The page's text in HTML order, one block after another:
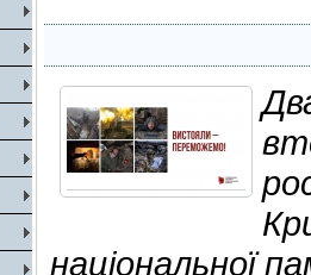
національної